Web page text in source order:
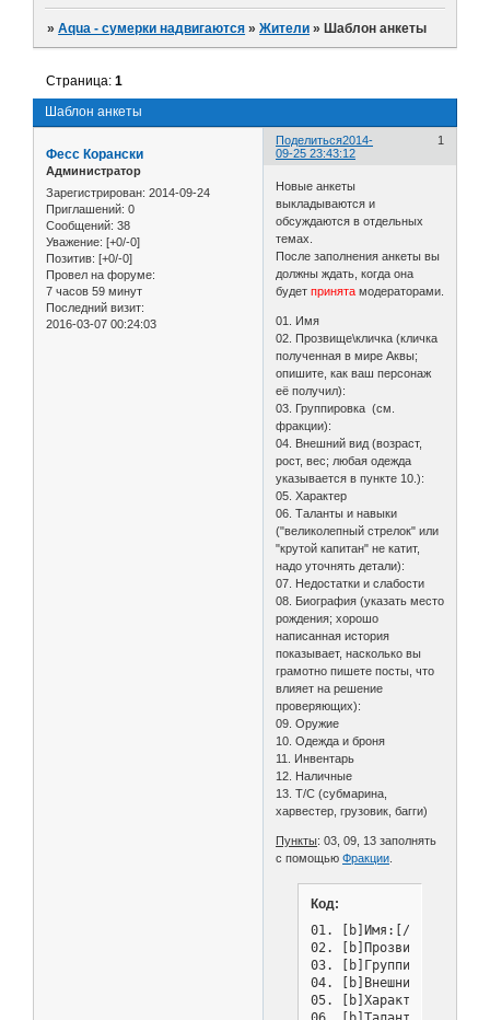
»Aqua - сумерки надвигаются »Жители » Шаблон анкеты
Шаблон анкеты
Страница:1
Поделиться 1
2014-
09-25 23:43:12
Фесс Корански
Администратор
Зарегистрирован: 2014-09-24
Приглашений: 0
Сообщений: 38
Уважение: [+0/-0]
Позитив: [+0/-0]
Провел на форуме:
7 часов 59 минут
Последний визит:
2016-03-07 00:24:03
Новые анкеты
выкладываются и
обсуждаются в отдельных
темах.
После заполнения анкеты вы
должны ждать, когда она
будетпринята модераторами.
01. Имя
02. Прозвище\кличка (кличка
полученная в мире Аквы;
опишите, как ваш персонаж
её получил):
03. Группировка (см.
фракции):
04. Внешний вид (возраст,
рост, вес; любая одежда
указывается в пункте 10.):
05. Характер
06. Таланты и навыки
("великолепный стрелок" или
"крутой капитан" не катит,
надо уточнять детали):
07. Недостатки и слабости
08. Биография (указать место
рождения; хорошо
написанная история
показывает, насколько вы
грамотно пишете посты, что
влияет на решение
проверяющих):
09. Оружие
10. Одежда и броня
11. Инвентарь
12. Наличные
13. Т/С (субмарина,
харвестер, грузовик, багги)
Пункты: 03, 09, 13 заполнять
с помощьюФракции
Код:
01. [b]Имя:[/b]
02.
03. [b]Группировка:[/b]
04. [b]Внешний вид
05. [b]Характер:[/b]